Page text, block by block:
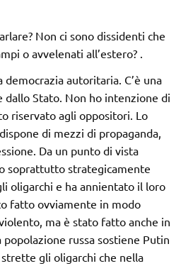
Non ci sono dissidenti che
o avvelenati all’estero? .
democrazia autoritaria. C’è una
dallo Stato. Non ho intenzione di
riservato agli oppositori. Lo
di mezzi di propaganda,
Da un punto di vista
soprattutto strategicamente
oligarchi e ha annientato il loro
fatto ovviamente in modo
ma è stato fatto anche in
russa sostiene Putin
gli oligarchi che nella